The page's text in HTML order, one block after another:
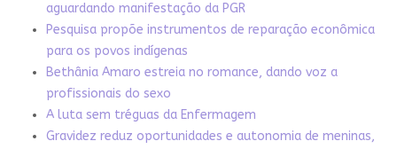
aguardando manifestação da PGR
Pesquisa propõe instrumentos de reparação econômica
para os povos indígenas
Bethânia Amaro estreia no romance, dando voz a
profissionais do sexo
A luta sem tréguas da Enfermagem
Gravidez reduz oportunidades e autonomia de meninas,